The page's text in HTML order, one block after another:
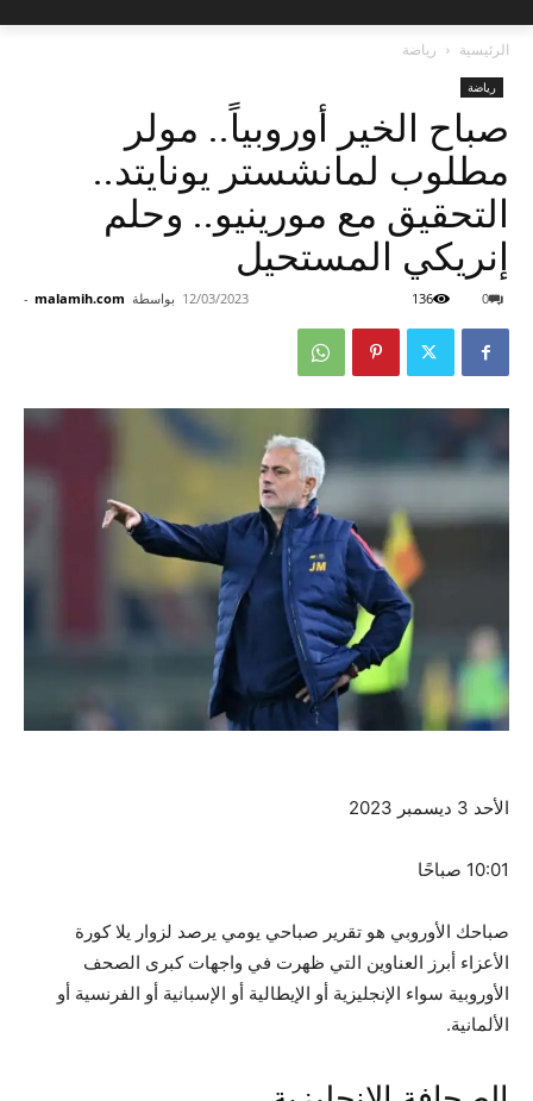
الرئيسية رياضة
رياضة
صباح الخير أوروبياً.. مولر
مطلوب لمانشستر يونايتد..
التحقيق مع مورينيو.. وحلم
إنريكي المستحيل
بواسطة malamih.com
- 12/03/2023 0
136
الأحد 3 ديسمبر 2023
10:01 صباحًا
صباحك الأوروبي هو تقرير صباحي يومي يرصد لزوار يلا كورة
الأعزاء أبرز العناوين التي ظهرت في واجهات كبرى الصحف
الأوروبية سواء الإنجليزية أو الإيطالية أو الإسبانية أو الفرنسية أو
الألمانية.